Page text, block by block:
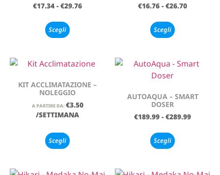
€17.34 - €29.76
Scegli
€16.76 - €26.70
Scegli
KIT ACCLIMATAZIONE –
NOLEGGIO
A PARTIRE DA: €3.50
/SETTIMANA
Scegli
AUTOAQUA – SMART
DOSER
€189.99 - €289.99
Scegli